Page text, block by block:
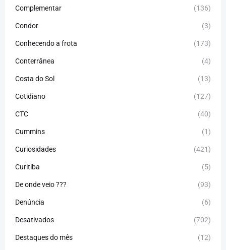
Complementar (136)
Condor (3)
Conhecendo a frota (173)
Conterrânea (4)
Costa do Sol (13)
Cotidiano (127)
CTC (40)
Cummins (1)
Curiosidades (421)
Curitiba (5)
De onde veio ??? (93)
Denúncia (6)
Desativados (702)
Destaques do mês (12)